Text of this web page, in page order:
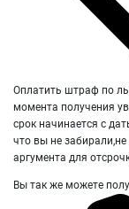
Оплатить штраф по
момента получения
срок начинается с
что вы не
аргумента для
Вы так же можете